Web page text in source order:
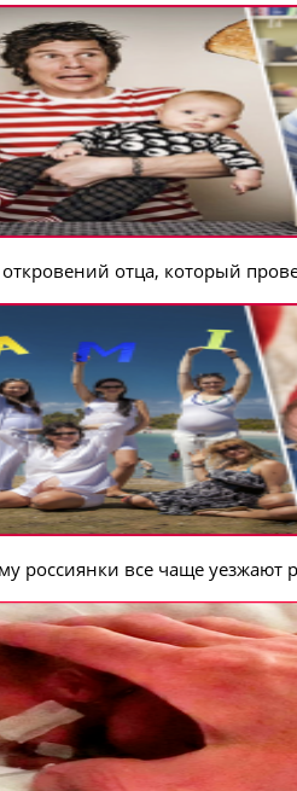
отца, который
россиянки все чаще уезжают